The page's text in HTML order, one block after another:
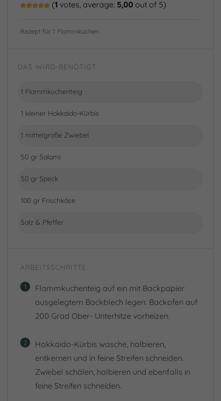
(1 votes, average: 5,00 out of 5)
Rezept für 1 Flammkuchen
DAS-WIRD-BENÖTIGT
1 Flammkuchenteig
1 kleiner Hokkaido-Kürbis
1 mittelgroße Zwiebel
50 gr Salami
50 gr Speck
100 gr Frischkäse
Salz & Pfeffer
ARBEITSSCHRITTE
1
Flammkuchenteig auf ein mit Backpapier
ausgelegtem Backblech legen. Backofen auf
200 Grad Ober- Unterhitze vorheizen.
2
Hokkaido-Kürbis wasche, halbieren,
entkernen und in feine Streifen schneiden.
Zwiebel schälen, halbieren und ebenfalls in
feine Streifen schneiden.